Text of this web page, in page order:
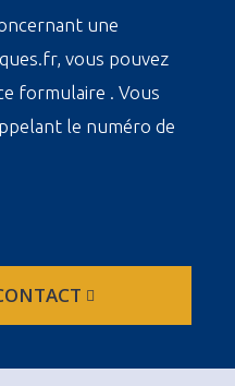
une
vous pouvez
formulaire . Vous
le numéro de